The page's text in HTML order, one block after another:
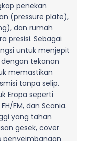
penekan
(pressure plate),
dan rumah
presisi. Sebagai
untuk menjepit
tekanan
memastikan
tanpa selip.
Eropa seperti
FM, dan Scania.
yang tahan
gesek, cover